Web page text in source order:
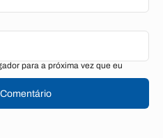
para a próxima vez que eu